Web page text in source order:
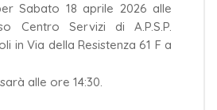
Sabato 18 aprile 2026 alle
Centro Servizi di A.P.S.P.
in Via della Resistenza 61 F a
alle ore 14:30.